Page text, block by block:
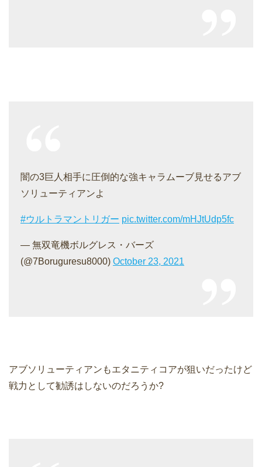
闇の3巨人相手に圧倒的な強キャラムーブ見せるアブ
ソリューティアンよ
#ウルトラマントリガー pic.twitter.com/mHJtUdp5fc
— 無双竜機ボルグレス・バーズ
(@7Boruguresu8000) October 23, 2021
アブソリューティアンもエタニティコアが狙いだったけど
戦力として勧誘はしないのだろうか?